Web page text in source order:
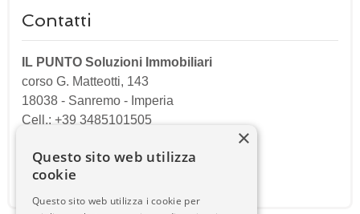
Contatti
IL PUNTO Soluzioni Immobiliari
corso G. Matteotti, 143
18038 - Sanremo - Imperia
Cell.: +39 3485101505
Email:ilpuntosanremo@gmail.com
×
Questo sito web utilizza
cookie
Questo sito web utilizza i cookie per